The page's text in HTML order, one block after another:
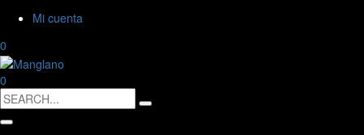
Mi cuenta
0
0
Search
for: